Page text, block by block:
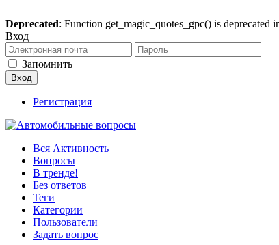
Deprecated: Function get_magic_quotes_gpc() is deprecated
Вход
Запомнить
Регистрация
Вся Активность
Вопросы
В тренде!
Без ответов
Теги
Категории
Пользователи
Задать вопрос